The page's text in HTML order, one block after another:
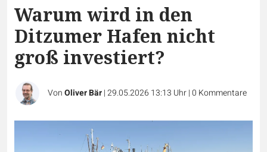
Warum wird in den
Ditzumer Hafen nicht
groß investiert?
VonOliver Bär|29.05.2026 13:13 Uhr|0 Kommentare